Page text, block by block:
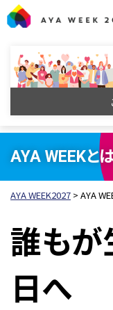
AYA WEEKと
AYA WEEK2027 > AYA
誰もが
日へ